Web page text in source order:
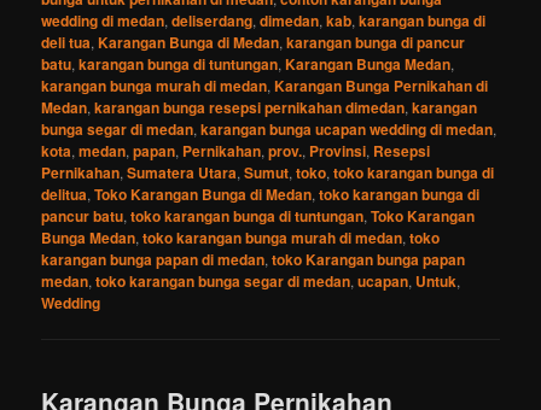
wedding di medan,deliserdang,dimedan,kab,karangan bunga di
deli tua,Karangan Bunga di Medan,karangan bunga di pancur
batu,karangan bunga di tuntungan,Karangan Bunga Medan,
karangan bunga murah di medan,Karangan Bunga Pernikahan di
Medan,karangan bunga resepsi pernikahan dimedan,karangan
bunga segar di medan,karangan bunga ucapan wedding di medan,
kota,medan,papan, Pernikahan,prov., Provinsi, Resepsi
Pernikahan,Sumatera Utara,Sumut,toko,toko karangan bunga di
delitua,Toko Karangan Bunga di Medan,toko karangan bunga di
pancur batu,toko karangan bunga di tuntungan,Toko Karangan
Bunga Medan,toko karangan bunga murah di medan,toko
karangan bunga papan di medan,toko Karangan bunga papan
medan,toko karangan bunga segar di medan,ucapan, Untuk,
Wedding
Karangan Bunga Pernikahan